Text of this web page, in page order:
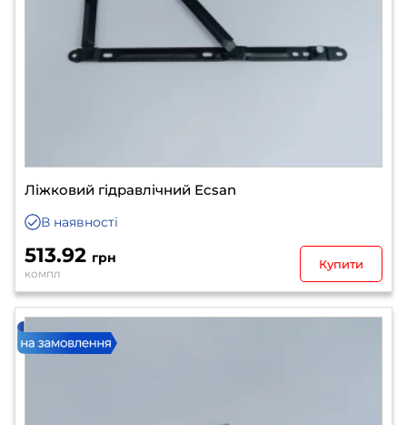
Ліжковий гідравлічний Eсsan
В наявності
513.92 грн
компл
Купити